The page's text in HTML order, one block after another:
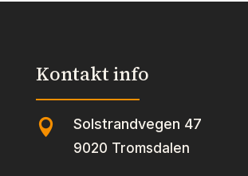
Kontakt info
 Solstrandvegen 47
9020 Tromsdalen